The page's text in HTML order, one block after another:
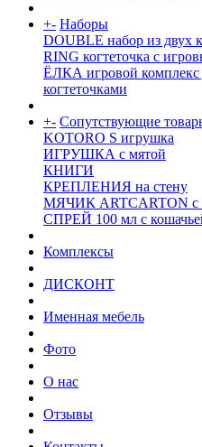
+- Наборы
DOUBLE набор из двух
RING когтеточка c
ЁЛКА игровой комплекс
когтеточками
+- Сопутствующие
KOTORO S игрушка
ИГРУШКА с мятой
КНИГИ
КРЕПЛЕНИЯ на стену
МЯЧИК ARTCARTON с
СПРЕЙ 100 мл с
Комплексы
ДИСКОНТ
Именная мебель
Фото
О нас
Отзывы